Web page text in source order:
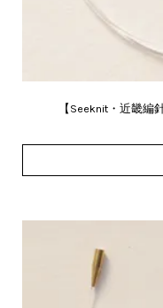
【Seeknit・近畿編